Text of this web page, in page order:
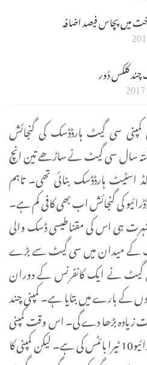
میں پچاس فیصد اضافہ
کلکس دُور
سی گیٹ ہارڈڈسک کی گنجائش
سال سی گیٹ نے ساڑھے تین انچ
کی سالڈ اسٹیٹ ہارڈڈسک بنائی تھی۔ تاہم
کی گنجائش اب بھی کافی کم ہے۔
ہی اس کی مقناطیسی ڈسک والی
کے میدان میں سی گیٹ سے بڑے
گیٹ نے ایک کانفرنس کے دوران
بارے میں بتایا ہے۔ کمپنی چند
زیادہ بڑھا دے گی۔ اس وقت کمپنی
کی سب سے زیادہ گنجائش والی ڈرائیو10 ٹیرا بائٹس کی ہے۔ لیکن کمپنی کا